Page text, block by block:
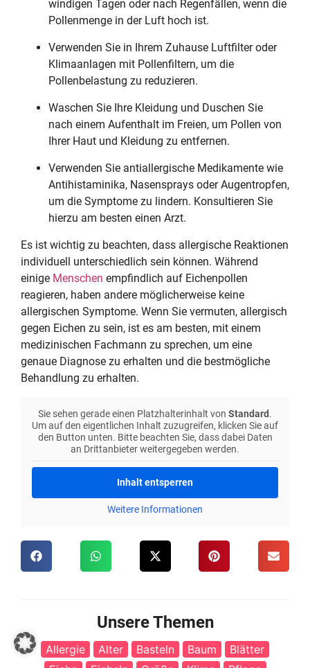
windigen Tagen oder nach Regenfällen, wenn die
Pollenmenge in der Luft hoch ist.
Verwenden Sie in Ihrem Zuhause Luftfilter oder
Klimaanlagen mit Pollenfiltern, um die
Pollenbelastung zu reduzieren.
Waschen Sie Ihre Kleidung und Duschen Sie
nach einem Aufenthalt im Freien, um Pollen von
Ihrer Haut und Kleidung zu entfernen.
Verwenden Sie antiallergische Medikamente wie
Antihistaminika, Nasensprays oder Augentropfen,
um die Symptome zu lindern. Konsultieren Sie
hierzu am besten einen Arzt.
Es ist wichtig zu beachten, dass allergische Reaktionen
individuell unterschiedlich sein können. Während
einige Menschen empfindlich auf Eichenpollen
reagieren, haben andere möglicherweise keine
allergischen Symptome. Wenn Sie vermuten, allergisch
gegen Eichen zu sein, ist es am besten, mit einem
medizinischen Fachmann zu sprechen, um eine
genaue Diagnose zu erhalten und die bestmögliche
Behandlung zu erhalten.
Sie sehen gerade einen Platzhalterinhalt von Standard .
Um auf den eigentlichen Inhalt zuzugreifen, klicken Sie auf
den Button unten. Bitte beachten Sie, dass dabei Daten
an Drittanbieter weitergegeben werden.
Inhalt entsperren
Weitere Informationen
Unsere Themen
Allergie Alter Basteln Baum
Blätter